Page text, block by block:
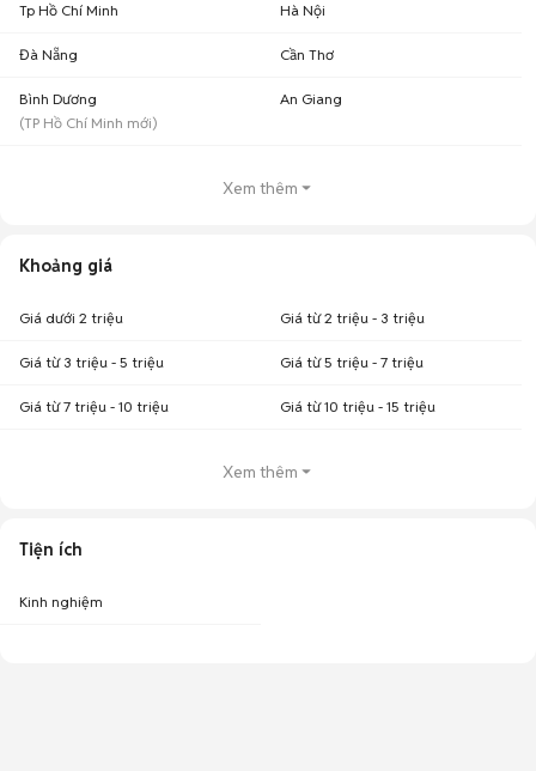
Tp Hồ Chí Minh Hà Nội
Đà Nẵng Cần Thơ
Bình Dương
(TP Hồ Chí Minh mới)
An Giang
Xem thêm
Khoảng giá
Giá dưới 2 triệu Giá từ 2 triệu - 3 triệu
Giá từ 3 triệu - 5 triệu Giá từ 5 triệu - 7 triệu
Giá từ 7 triệu - 10 triệu Giá từ 10 triệu - 15 triệu
Xem thêm
Tiện ích
Kinh nghiệm